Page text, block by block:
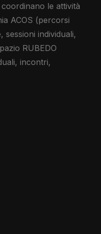
le attività
ACOS (percorsi
sessioni individuali,
RUBEDO
incontri,